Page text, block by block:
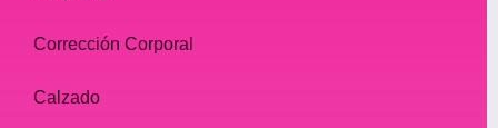
Corrección Corporal
Calzado